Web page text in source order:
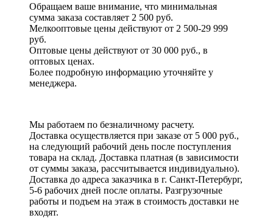
Обращаем ваше внимание, что минимальная
сумма заказа составляет 2 500 руб.
Мелкооптовые цены действуют от 2 500-29 999
руб.
Оптовые цены действуют от 30 000 руб., в
оптовых ценах.
Более подробную информацию уточняйте у
менеджера.
Мы работаем по безналичному расчету.
Доставка осуществляется при заказе от 5 000 руб.,
на следующий рабочий день после поступления
товара на склад. Доставка платная (в зависимости
от суммы заказа, рассчитывается индивидуально).
Доставка до адреса заказчика в г. Санкт-Петербург,
5-6 рабочих дней после оплаты. Разгрузочные
работы и подъем на этаж в стоимость доставки не
входят.